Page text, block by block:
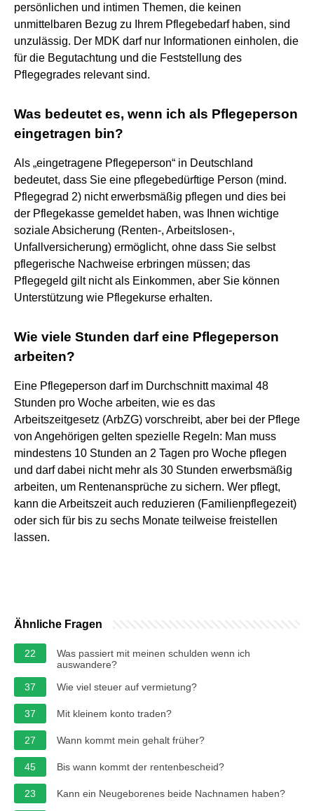
persönlichen und intimen Themen, die keinen
unmittelbaren Bezug zu Ihrem Pflegebedarf haben, sind
unzulässig. Der MDK darf nur Informationen einholen, die
für die Begutachtung und die Feststellung des
Pflegegrades relevant sind.
Was bedeutet es, wenn ich als Pflegeperson
eingetragen bin?
Als „eingetragene Pflegeperson“ in Deutschland
bedeutet, dass Sie eine pflegebedürftige Person (mind.
Pflegegrad 2) nicht erwerbsmäßig pflegen und dies bei
der Pflegekasse gemeldet haben, was Ihnen wichtige
soziale Absicherung (Renten-, Arbeitslosen-,
Unfallversicherung) ermöglicht, ohne dass Sie selbst
pflegerische Nachweise erbringen müssen; das
Pflegegeld gilt nicht als Einkommen, aber Sie können
Unterstützung wie Pflegekurse erhalten.
Wie viele Stunden darf eine Pflegeperson
arbeiten?
Eine Pflegeperson darf im Durchschnitt maximal 48
Stunden pro Woche arbeiten, wie es das
Arbeitszeitgesetz (ArbZG) vorschreibt, aber bei der Pflege
von Angehörigen gelten spezielle Regeln: Man muss
mindestens 10 Stunden an 2 Tagen pro Woche pflegen
und darf dabei nicht mehr als 30 Stunden erwerbsmäßig
arbeiten, um Rentenansprüche zu sichern. Wer pflegt,
kann die Arbeitszeit auch reduzieren (Familienpflegezeit)
oder sich für bis zu sechs Monate teilweise freistellen
lassen.
Ähnliche Fragen
22
Was passiert mit meinen schulden wenn ich
auswandere?
37
Wie viel steuer auf vermietung?
37 Mit kleinem konto traden?
27 Wann kommt mein gehalt früher?
45 Bis wann kommt der rentenbescheid?
23 Kann ein Neugeborenes beide Nachnamen haben?